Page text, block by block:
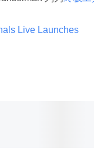
Live Launches